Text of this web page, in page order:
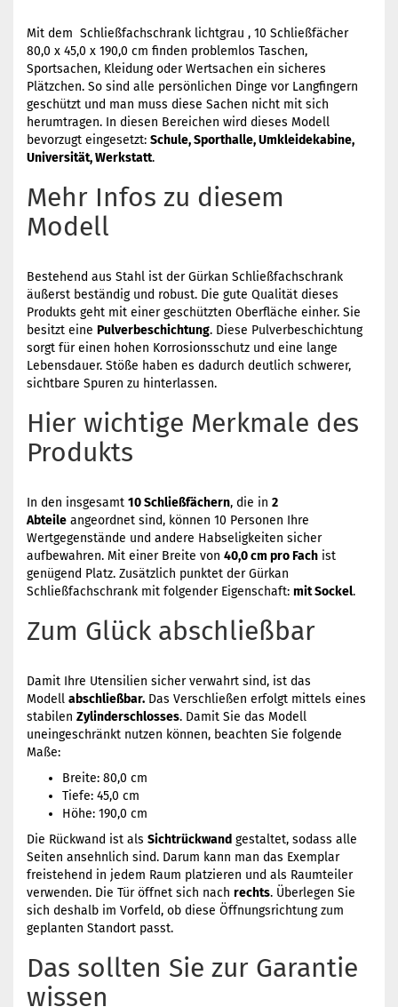
Mit dem Schließfachschrank lichtgrau , 10 Schließfächer
80,0 x 45,0 x 190,0 cm finden problemlos Taschen,
Sportsachen, Kleidung oder Wertsachen ein sicheres
Plätzchen. So sind alle persönlichen Dinge vor Langfingern
geschützt und man muss diese Sachen nicht mit sich
herumtragen. In diesen Bereichen wird dieses Modell
bevorzugt eingesetzt: Schule, Sporthalle, Umkleidekabine,
Universität, Werkstatt.
Mehr Infos zu diesem
Modell
Bestehend aus Stahl ist der Gürkan Schließfachschrank
äußerst beständig und robust. Die gute Qualität dieses
Produkts geht mit einer geschützten Oberfläche einher. Sie
besitzt eine Pulverbeschichtung. Diese Pulverbeschichtung
sorgt für einen hohen Korrosionsschutz und eine lange
Lebensdauer. Stöße haben es dadurch deutlich schwerer,
sichtbare Spuren zu hinterlassen.
Hier wichtige Merkmale des
Produkts
In den insgesamt 10 Schließfächern, die in 2
Abteile angeordnet sind, können 10 Personen Ihre
Wertgegenstände und andere Habseligkeiten sicher
aufbewahren. Mit einer Breite von 40,0 cm pro Fach ist
genügend Platz. Zusätzlich punktet der Gürkan
Schließfachschrank mit folgender Eigenschaft: mit Sockel.
Zum Glück abschließbar
Damit Ihre Utensilien sicher verwahrt sind, ist das
Modell abschließbar. Das Verschließen erfolgt mittels eines
stabilen Zylinderschlosses. Damit Sie das Modell
uneingeschränkt nutzen können, beachten Sie folgende
Maße:
Breite: 80,0 cm
Tiefe: 45,0 cm
Höhe: 190,0 cm
Die Rückwand ist als Sichtrückwand gestaltet, sodass alle
Seiten ansehnlich sind. Darum kann man das Exemplar
freistehend in jedem Raum platzieren und als Raumteiler
verwenden. Die Tür öffnet sich nach rechts. Überlegen Sie
sich deshalb im Vorfeld, ob diese Öffnungsrichtung zum
geplanten Standort passt.
Das sollten Sie zur Garantie
wissen